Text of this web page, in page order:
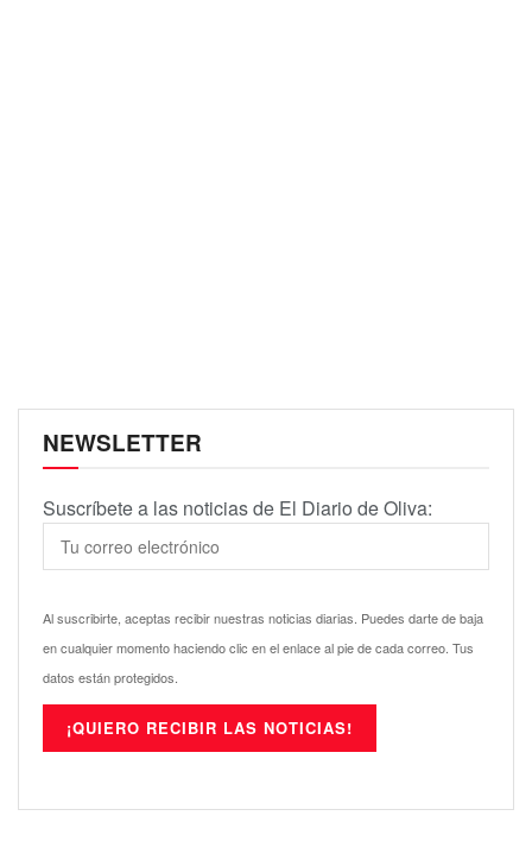
NEWSLETTER
Suscríbete a las noticias de El Diario de Oliva:
Al suscribirte, aceptas recibir nuestras noticias diarias. Puedes darte de baja
en cualquier momento haciendo clic en el enlace al pie de cada correo. Tus
datos están protegidos.